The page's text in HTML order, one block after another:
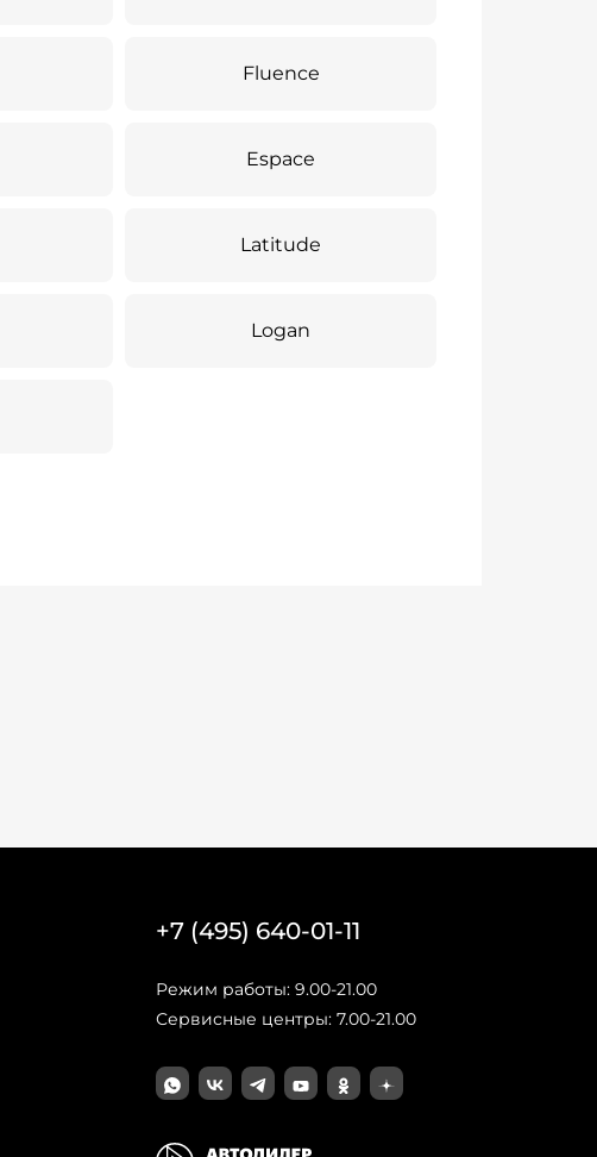
Fluence
Espace
Latitude
Logan
+7 (495) 640-01-11
Режим работы: 9.00-21.00
Сервисные центры: 7.00-21.00